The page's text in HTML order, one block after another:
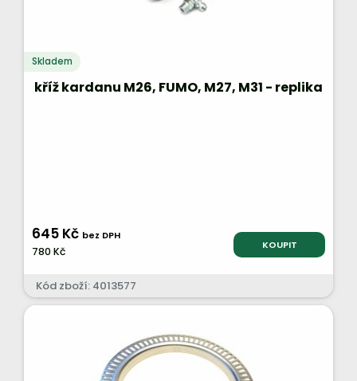
Skladem
kříž kardanu M26, FUMO, M27, M31 - replika
645 Kč bez DPH
780 Kč KOUPIT
Kód zboží: 4013577